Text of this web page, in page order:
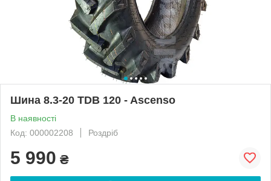
Шина 8.3-20 TDB 120 - Ascenso
В наявності
Код: 000002208
Роздріб
5 990 ₴